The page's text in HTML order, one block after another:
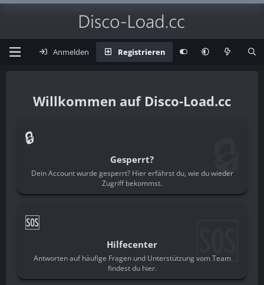
Anmelden Registrieren
Disco-Load.cc
🔒
Gesperrt?
Dein Account wurde gesperrt? Hier erfährst du, wie du wieder
Zugriff bekommst.
🔒
🆘
Hilfecenter
Antworten auf häufige Fragen und Unterstützung vom Team
findest du hier.
🆘